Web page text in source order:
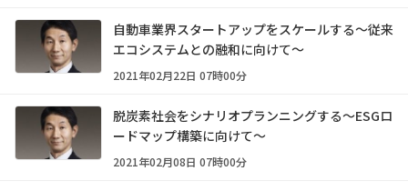
自動車業界スタートアップをスケールする～従来
エコシステムとの融和に向けて～
2021年02月22日 07時00分
脱炭素社会をシナリオプランニングする～ESGロ
ードマップ構築に向けて～
2021年02月08日 07時00分